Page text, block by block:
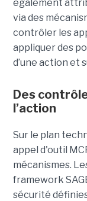
également
via des
contrôler les
appliquer des
d’une action et
Des
l’action
Sur le plan
appel d'outil
mécanismes.
framework
sécurité